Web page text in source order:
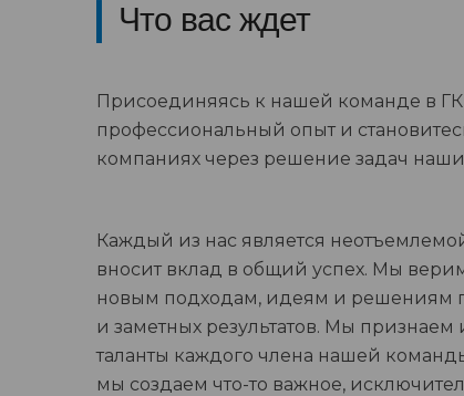
Что вас ждет
Присоединяясь к нашей команде в ГК
профессиональный опыт и
компаниях через решение задач
Каждый из нас является
вносит вклад в общий успех. Мы
новым подходам, идеям и решениям
и заметных результатов. Мы
таланты каждого члена нашей
мы создаем что-то важное,